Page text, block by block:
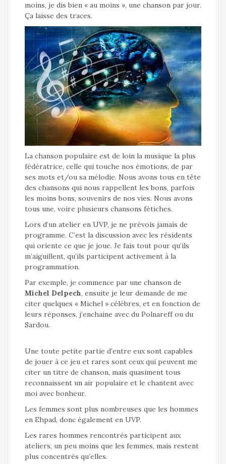
moins, je dis bien « au moins », une chanson par jour.
Ça laisse des traces.
La chanson populaire est de loin la musique la plus
fédératrice, celle qui touche nos émotions, de par
ses mots et/ou sa mélodie. Nous avons tous en tête
des chansons qui nous rappellent les bons, parfois
les moins bons, souvenirs de nos vies. Nous avons
tous une, voire plusieurs chansons fétiches.
Lors d’un atelier en UVP, je ne prévois jamais de
programme. C’est la discussion avec les résidents
qui oriente ce que je joue. Je fais tout pour qu’ils
m’aiguillent, qu’ils participent activement à la
programmation.
Par exemple, je commence par une chanson de
Michel Delpech, ensuite je leur demande de me
citer quelques « Michel » célèbres, et en fonction de
leurs réponses, j’enchaine avec du Polnareff ou du
Sardou.
Une toute petite partie d’entre eux sont capables
de jouer à ce jeu et rares sont ceux qui peuvent me
citer un titre de chanson, mais quasiment tous
reconnaissent un air populaire et le chantent avec
moi avec bonheur.
Les femmes sont plus nombreuses que les hommes
en Ehpad, donc également en UVP.
Les rares hommes rencontrés participent aux
ateliers, un peu moins que les femmes, mais restent
plus concentrés qu’elles.